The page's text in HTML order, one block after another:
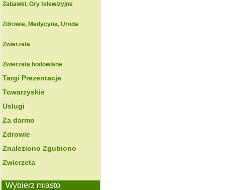
Zabawki, Gry telewizyjne
Zdrowie, Medycyna, Uroda
Zwierzeta
Zwierzeta hodowlane
Targi Prezentacje
Towarzyskie
Uslugi
Za darmo
Zdrowie
Znaleziono Zgubiono
Zwierzeta
Wybierz miasto